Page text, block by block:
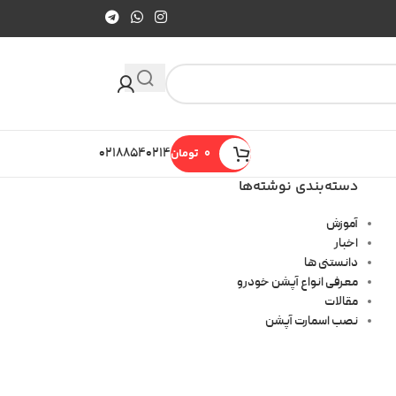
تومان۰۲۱۸۸۵۴۰۲۱۴
دسته‌بندی نوشته‌ها
آموزش
اخبار
دانستنی ها
معرفی انواع آپشن خودرو
مقالات
نصب اسمارت آپشن